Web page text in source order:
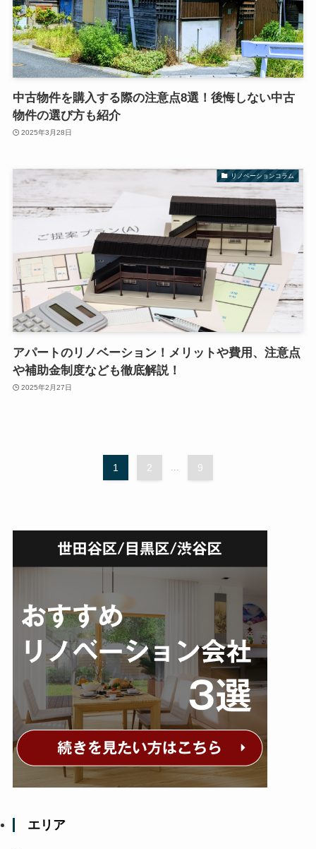
中古物件を購入する際の注意点8選！後悔しない中古
物件の選び方も紹介
2025年3月28日
リノベーションコラム
アパートのリノベーション！メリットや費用、注意点
や補助金制度なども徹底解説！
2025年2月27日
1 2 ... 9
エリア